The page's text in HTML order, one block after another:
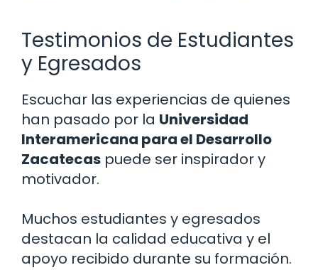
Testimonios de Estudiantes
y Egresados
Escuchar las experiencias de quienes
han pasado por la Universidad
Interamericana para el Desarrollo
Zacatecas puede ser inspirador y
motivador.
Muchos estudiantes y egresados
destacan la calidad educativa y el
apoyo recibido durante su formación.